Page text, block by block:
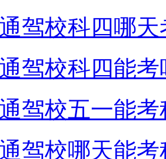
驾校科四哪天
驾校科四能考
驾校五一能考
驾校哪天能考